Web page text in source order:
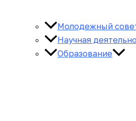
Молодежный
Научная
Образование